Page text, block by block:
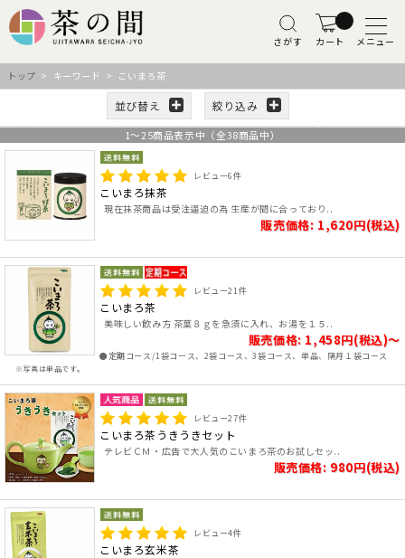
さがす カート メニュー
トップ > キーワード > こいまろ茶
並び替え 絞り込み
1～25商品表示中（全38商品中）
レビュー6件
こいまろ抹茶
現在抹茶商品は受注逼迫の為 生産が間に合っており..
販売価格: 1,620円(税込)
※写真は単品です。
レビュー21件
こいまろ茶
美味しい飲み方 茶葉８ｇを急須に入れ、お湯を１５..
販売価格: 1,458円(税込)～
●定期コース/1袋コース、2袋コース、3袋コース、単品、隔月１袋コース
レビュー27件
こいまろ茶うきうきセット
テレビＣＭ・広告で大人気のこいまろ茶のお試しセッ..
販売価格: 980円(税込)
レビュー4件
こいまろ玄米茶